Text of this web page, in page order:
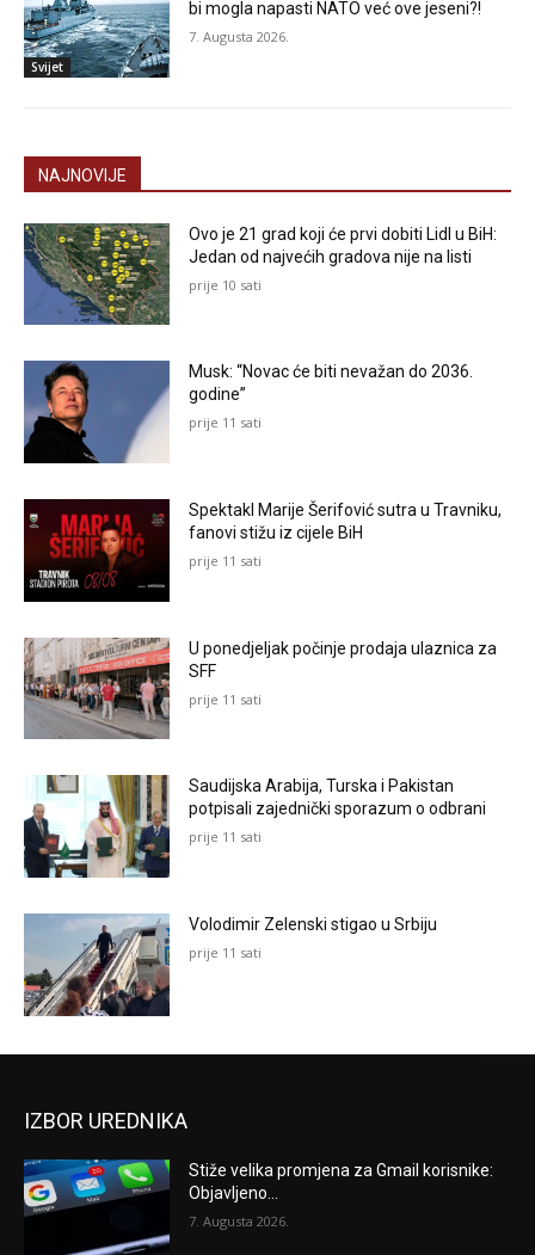
Svijet
bi mogla napasti NATO već ove jeseni?!
7. Augusta 2026.
NAJNOVIJE
Ovo je 21 grad koji će prvi dobiti Lidl u BiH:
Jedan od najvećih gradova nije na listi
prije 10 sati
Musk: “Novac će biti nevažan do 2036.
godine”
prije 11 sati
Spektakl Marije Šerifović sutra u Travniku,
fanovi stižu iz cijele BiH
prije 11 sati
U ponedjeljak počinje prodaja ulaznica za
SFF
prije 11 sati
Saudijska Arabija, Turska i Pakistan
potpisali zajednički sporazum o odbrani
prije 11 sati
Volodimir Zelenski stigao u Srbiju
prije 11 sati
IZBOR UREDNIKA
Stiže velika promjena za Gmail korisnike:
Objavljeno...
7. Augusta 2026.